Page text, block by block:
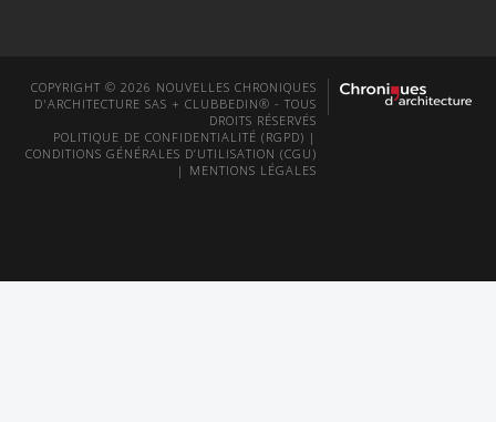
COPYRIGHT © 2026 NOUVELLES CHRONIQUES
D'ARCHITECTURE SAS + CLUBBEDIN® - TOUS
DROITS RÉSERVÉS
POLITIQUE DE CONFIDENTIALITÉ (RGPD) |
CONDITIONS GÉNÉRALES D’UTILISATION (CGU)
| MENTIONS LÉGALES